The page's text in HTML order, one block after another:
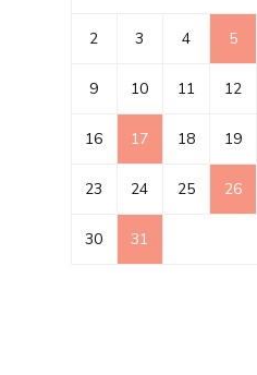
2 3 4 5
9 10 11 12
16 17 18 19
23 24 25 26
30 31